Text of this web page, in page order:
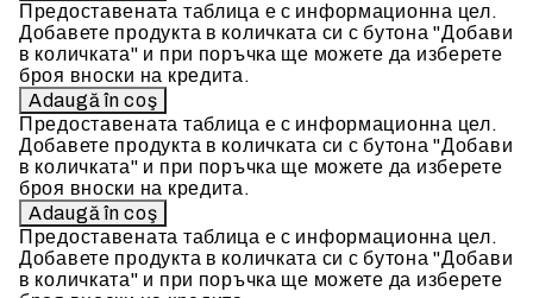
Предоставената таблица е с информационна цел.
Добавете продукта в количката си с бутона "Добави
в количката" и при поръчка ще можете да изберете
броя вноски на кредита.
Предоставената таблица е с информационна цел.
Добавете продукта в количката си с бутона "Добави
в количката" и при поръчка ще можете да изберете
броя вноски на кредита.
Предоставената таблица е с информационна цел.
Добавете продукта в количката си с бутона "Добави
в количката" и при поръчка ще можете да изберете